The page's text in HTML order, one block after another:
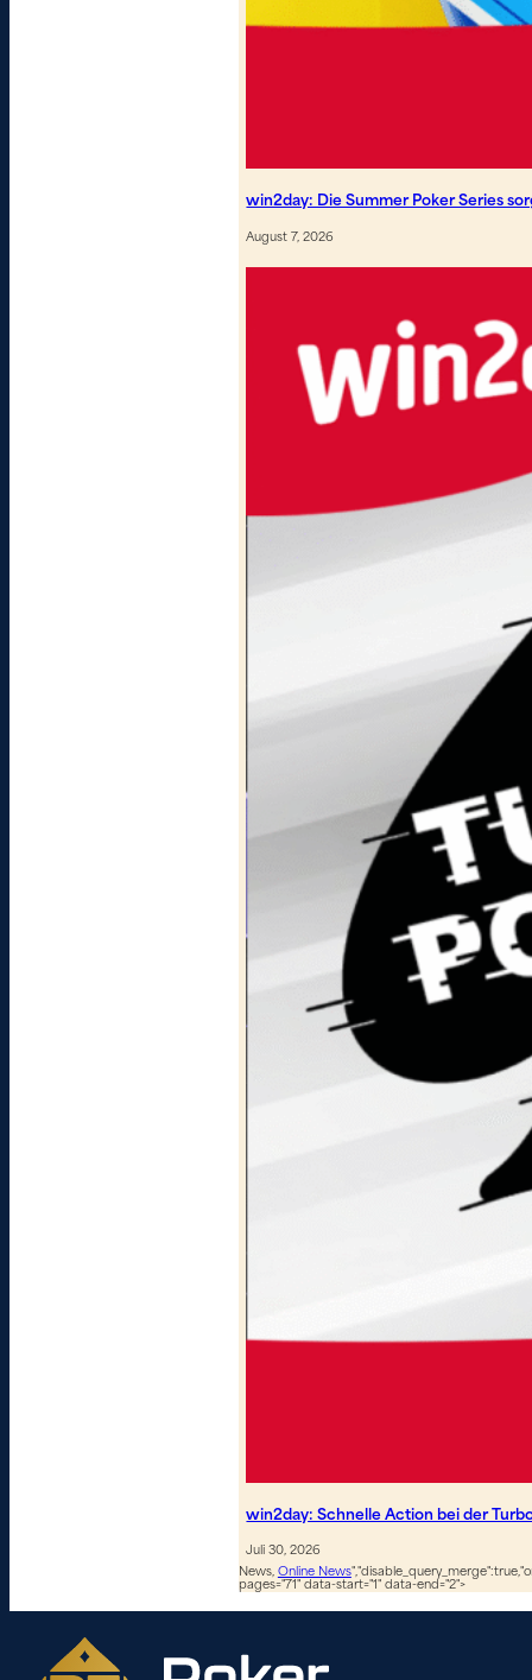
win2day: Die Summer Poker Series
August 7, 2026
win2day: Schnelle Action bei der
Juli 30, 2026
News, Online News
pages="71" data-start="1" data-end="2">